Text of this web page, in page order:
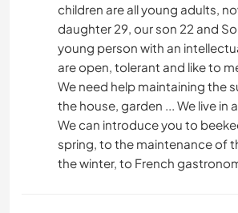
children are all young adults,
daughter 29, our son 22 and
young person with an
are open, tolerant and like to
We need help maintaining the
the house, garden ... We live in
We can introduce you to
spring, to the maintenance of
the winter, to French